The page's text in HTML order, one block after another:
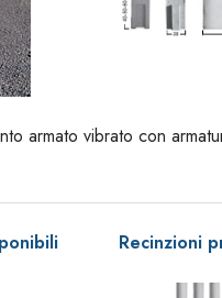
armato vibrato con
Recinzioni